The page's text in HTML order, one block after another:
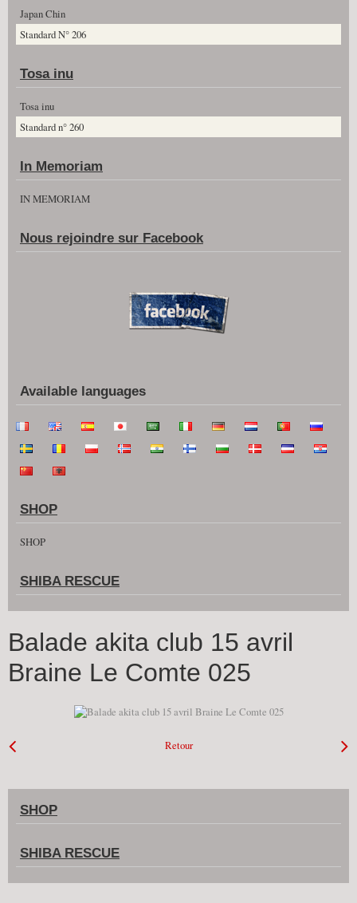
Japan Chin
Standard N° 206
Tosa inu
Tosa inu
Standard n° 260
In Memoriam
IN MEMORIAM
Nous rejoindre sur Facebook
Available languages
SHOP
SHOP
SHIBA RESCUE
Balade akita club 15 avril
Braine Le Comte 025
Retour
SHOP
SHIBA RESCUE